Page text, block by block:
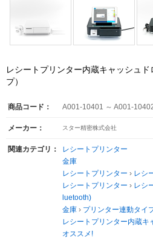
レシートプリンター内蔵キャッシュ
プ）
商品コード： A001-10401 ～ A001-
メーカー： スター精密株式会社
関連カテゴリ：
レシートプリンター
金庫
レシートプリンター › レシ
レシートプリンター › レシ
luetooth)
金庫 › プリンター連動タイ
レシートプリンター内蔵キ
オススメ!